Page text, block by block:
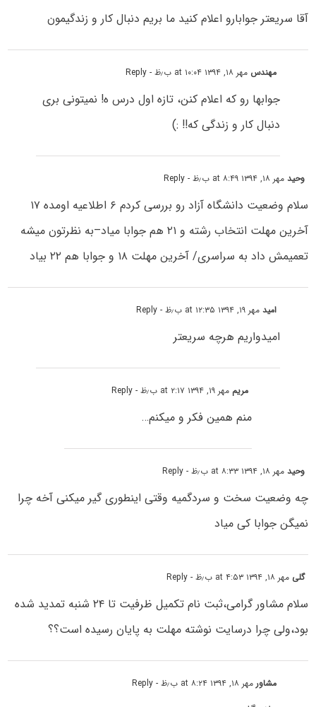
آقا سریعتر جوابارو اعلام کنید ما بریم دنبال کار و زندگیمون
مهندس مهر ۱۸, ۱۳۹۴ at ۱۰:۰۴ ب٫ظ - Reply
جوابها رو که اعلام کنن، تازه اول درس ه! نمیتونی بری
دنبال کار و زندگی که!! :)
وحیدمهر ۱۸, ۱۳۹۴ at ۸:۴۹ ب٫ظ - Reply
سلام وضعیت دانشگاه آزاد رو بررسی کردم ۶ اطلاعیه اومده ۱۷
آخرین مهلت انتخاب رشته و ۲۱ هم جوابا میاد–به نظرتون میشه
تعمیمش داد به سراسری/ آخرین مهلت ۱۸ و جوابا هم ۲۲ بیاد
امیدمهر ۱۹, ۱۳۹۴ at ۱۲:۳۵ ب٫ظ - Reply
امیدواریم هرچه سریعتر
مریم مهر ۱۹, ۱۳۹۴ at ۲:۱۷ ب٫ظ - Reply
منم همین فکر و میکنم…
وحیدمهر ۱۸, ۱۳۹۴ at ۸:۳۳ ب٫ظ - Reply
چه وضعیت سخت و سردگمیه وقتی اینطوری گیر میکنی آخه چرا
نمیگن جوابا کی میاد
گلی مهر ۱۸, ۱۳۹۴ at ۴:۵۳ ب٫ظ - Reply
سلام مشاور گرامی،ثبت نام تکمیل ظرفیت تا ۲۴ شنبه تمدید شده
بود،ولی چرا درسایت نوشته مهلت به پایان رسیده است؟؟
مشاور مهر ۱۸, ۱۳۹۴ at ۸:۲۴ ب٫ظ - Reply